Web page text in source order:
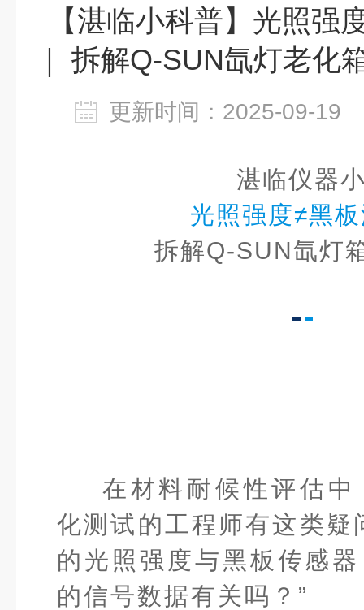
【湛临小科普】光照强
｜ 拆解Q-SUN氙灯老化
更新时间：2025-09-
湛临仪器
光照强度≠黑
拆解Q-SUN氙灯
在材料耐候性评估
化测试的工程师有这类疑
的光照强度与黑板传感
的信号数据有关吗？”